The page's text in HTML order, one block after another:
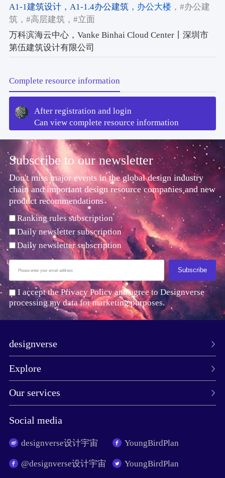
A1-1建筑设计，A1-1.4办公建筑，办公大楼 ，#办公建
筑 ，#高层建筑 ，#立面
万科滨海云中心，Vanke Binhai Cloud Center丨深圳市
第伍建筑设计有限公司
Complete resource information
After registration and login
Can view complete resource information
Subscribe to our newsletter
Don't miss major events in the global design industry
chain and important design resource companies and new
product recommendations
Ranking rules subscription
Daily newsletter subscription
Daily newsletter subscription
Subscribe
I accept the Privacy Policy and agree to Designverse
processing my data for marketing purposes.
designverse
Explore
Our services
Social media
designverse设计宇宙
@designverse设计宇宙
YoungBirdPlan
YoungBirdPlan